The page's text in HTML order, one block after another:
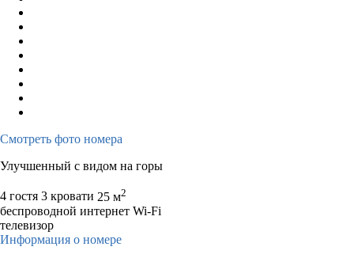
Смотреть фото номера
Улучшенный с видом на горы
4 гостя 3 кровати 25 м2
беспроводной интернет Wi-Fi
телевизор
Информация о номере